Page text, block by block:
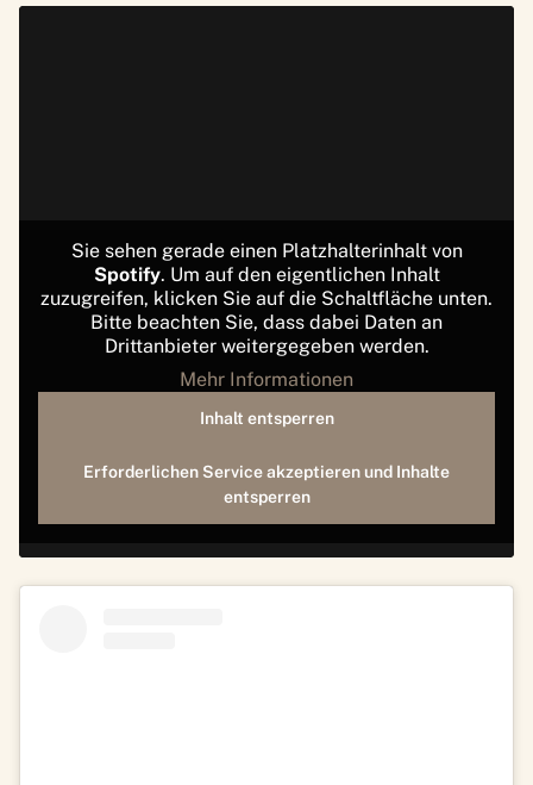
Sie sehen gerade einen Platzhalterinhalt von
Spotify. Um auf den eigentlichen Inhalt
zuzugreifen, klicken Sie auf die Schaltfläche unten.
Bitte beachten Sie, dass dabei Daten an
Drittanbieter weitergegeben werden.
Mehr Informationen
Inhalt entsperren
Erforderlichen Service akzeptieren und Inhalte
entsperren